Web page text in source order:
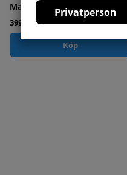
Privatperson
Massagestol Relax Force 4D
39960 kr
Köp